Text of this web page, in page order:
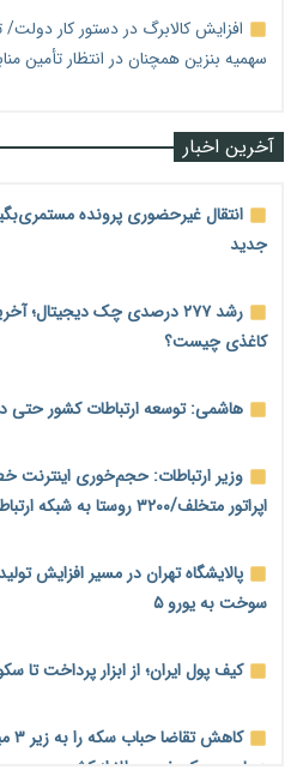
افزایش کالابرگ در دستور کار
سهمیه بنزین همچنان در انتظار تأمین
آخرین اخبار
انتقال غیرحضوری پرونده
جدید
رشد ۲۷۷ درصدی چک
کاغذی چیست؟
هاشمی: توسعه ارتباطات کشور
وزیر ارتباطات: حجم‌خوری اینترنت
اپراتور متخلف/۳۲۰۰ روستا به شبکه ارتباطی متصل شد
پالایشگاه تهران در مسیر افزایش
سوخت به یورو ۵
کیف پول ایران؛ از ابزار پرداخت تا
درباره ریسک خروج طلا از کشور